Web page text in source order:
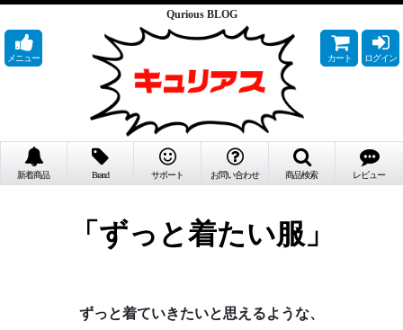
Qurious BLOG
「ずっと着たい服」
ずっと着ていきたいと思えるような、
メニュー カート ログイン
新着商品 Brand サポート お問い合わせ 商品検索 レビュー